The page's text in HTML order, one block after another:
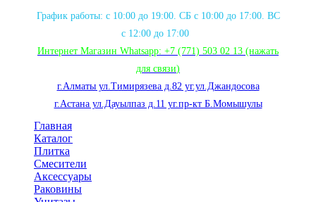
График работы: с 10:00 до 19:00. СБ с 10:00 до 17:00. ВС
с 12:00 до 17:00
Интернет Магазин Whatsapp: +7 (771) 503 02 13 (нажать
для связи)
г.Алматы ул.Тимирязева д.82 уг.ул.Джандосова
г.Астана ул.Дауылпаз д.11 уг.пр-кт Б.Момышулы
Главная
Каталог
Плитка
Смесители
Аксессуары
Раковины